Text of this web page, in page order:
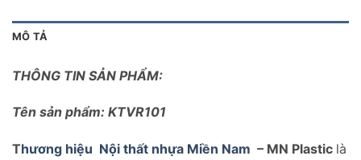
MÔ TẢ
THÔNG TIN SẢN PHẨM:
Tên sản phẩm: KTVR101
Thương hiệu Nội thất nhựa Miền Nam – MN Plastic là